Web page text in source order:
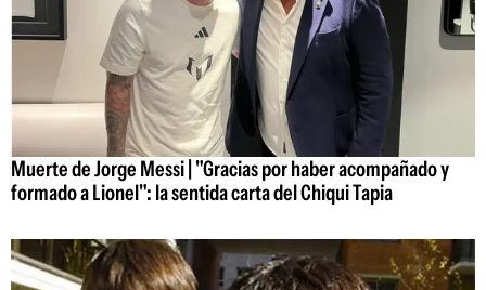
Muerte de Jorge Messi | "Gracias por haber acompañado y
formado a Lionel": la sentida carta del Chiqui Tapia